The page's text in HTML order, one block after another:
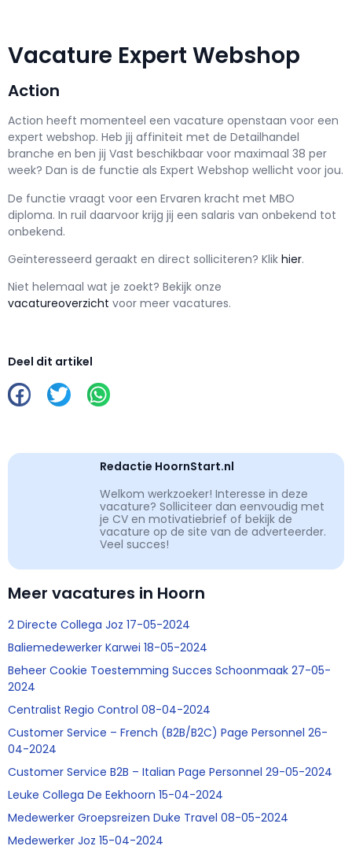
Vacature Expert Webshop
Action
Action heeft momenteel een vacature openstaan voor een
expert webshop. Heb jij affiniteit met de Detailhandel
branche en ben jij Vast beschikbaar voor maximaal 38 per
week? Dan is de functie als Expert Webshop wellicht voor jou.
De functie vraagt voor een Ervaren kracht met MBO
diploma. In ruil daarvoor krijg jij een salaris van onbekend tot
onbekend.
Geïnteresseerd geraakt en direct solliciteren? Klik hier.
Niet helemaal wat je zoekt? Bekijk onze
vacatureoverzicht voor meer vacatures.
Deel dit artikel
Redactie HoornStart.nl
Welkom werkzoeker! Interesse in deze
vacature? Solliciteer dan eenvoudig met
je CV en motivatiebrief of bekijk de
vacature op de site van de adverteerder.
Veel succes!
Meer vacatures in Hoorn
2 Directe Collega Joz 17-05-2024
Baliemedewerker Karwei 18-05-2024
Beheer Cookie Toestemming Succes Schoonmaak 27-05-
2024
Centralist Regio Control 08-04-2024
Customer Service – French (B2B/B2C) Page Personnel 26-
04-2024
Customer Service B2B – Italian Page Personnel 29-05-2024
Leuke Collega De Eekhoorn 15-04-2024
Medewerker Groepsreizen Duke Travel 08-05-2024
Medewerker Joz 15-04-2024